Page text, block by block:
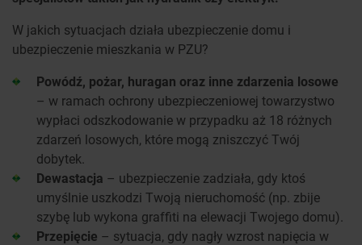
W jakich sytuacjach działa ubezpieczenie domu i
ubezpieczenie mieszkania w PZU?
Powódź, pożar, huragan oraz inne zdarzenia losowe
– w ramach ochrony ubezpieczeniowej towarzystwo
wypłaci odszkodowanie w przypadku aż 18 różnych
zdarzeń losowych, które mogą zniszczyć Twój
dobytek.
Dewastacja – ubezpieczenie zadziała, gdy ktoś
umyślnie uszkodzi Twoją nieruchomość (np. zbije
szybę lub wykona graffiti na elewacji Twojego domu).
Przepięcie – sytuacja, gdy nagły wzrost napięcia w